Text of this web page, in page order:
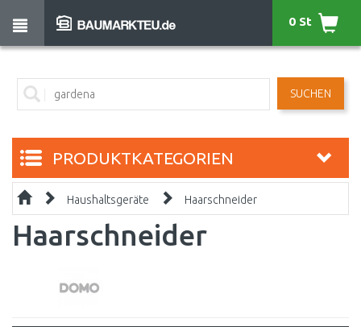
SUCHEN
0 St
PRODUKTKATEGORIEN
Haushaltsgeräte Haarschneider
Haarschneider